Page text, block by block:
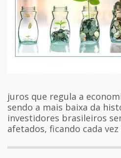
juros que regula a
sendo a mais baixa da
investidores brasileiros
afetados, ficando cada